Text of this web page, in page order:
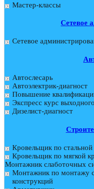
Мастер-классы
Сетевое
Сетевое
Автослесарь
Автоэлектрик-диагност
Повышение
Экспресс курс
Дизелист-диагност
Кровельщик по стальной
Кровельщик по мягкой
Монтажник слаботочных
Монтажник по монтажу
конструкций